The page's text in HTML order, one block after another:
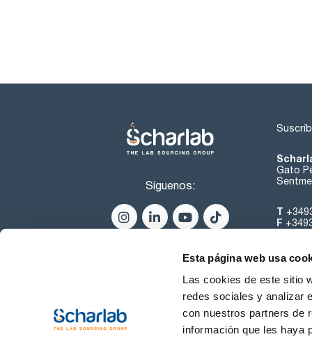
Esta página web usa
Las cookies de este sitio
redes sociales y analizar
con nuestros partners de
información que les haya
Síguenos:
Gato
T
F